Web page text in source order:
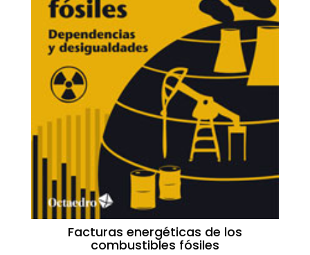
Facturas energéticas de los
combustibles fósiles